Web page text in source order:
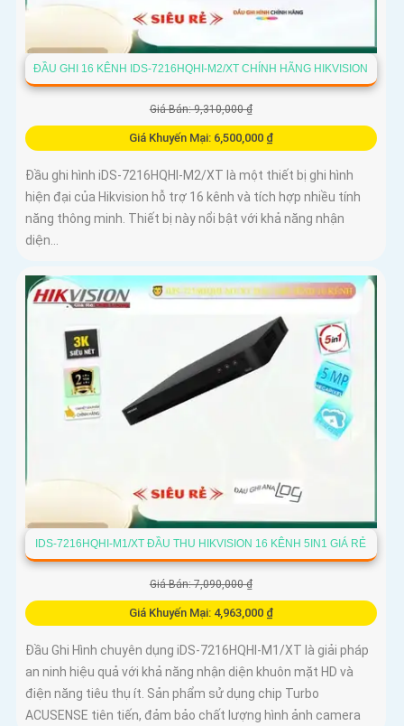
ĐẦU GHI 16 KÊNH IDS-7216HQHI-M2/XT CHÍNH HÃNG HIKVISION
Giá Bán: 9,310,000 ₫
Giá Khuyến Mại: 6,500,000 ₫
Đầu ghi hình iDS-7216HQHI-M2/XT là một thiết bị ghi hình
hiện đại của Hikvision hỗ trợ 16 kênh và tích hợp nhiều tính
năng thông minh. Thiết bị này nổi bật với khả năng nhận
diện...
IDS-7216HQHI-M1/XT ĐẦU THU HIKVISION 16 KÊNH 5IN1 GIÁ RẺ
Giá Bán: 7,090,000 ₫
Giá Khuyến Mại: 4,963,000 ₫
Đầu Ghi Hình chuyên dụng iDS-7216HQHI-M1/XT là giải pháp
an ninh hiệu quả với khả năng nhận diện khuôn mặt HD và
điện năng tiêu thụ ít. Sản phẩm sử dụng chip Turbo
ACUSENSE tiên tiến, đảm bảo chất lượng hình ảnh camera